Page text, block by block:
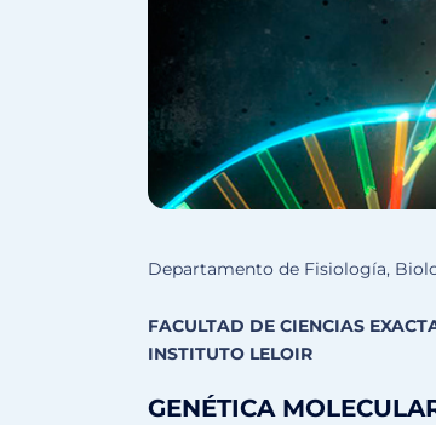
Departamento de Fisiología,
FACULTAD DE CIENCIAS
INSTITUTO LELOIR
GENÉTICA